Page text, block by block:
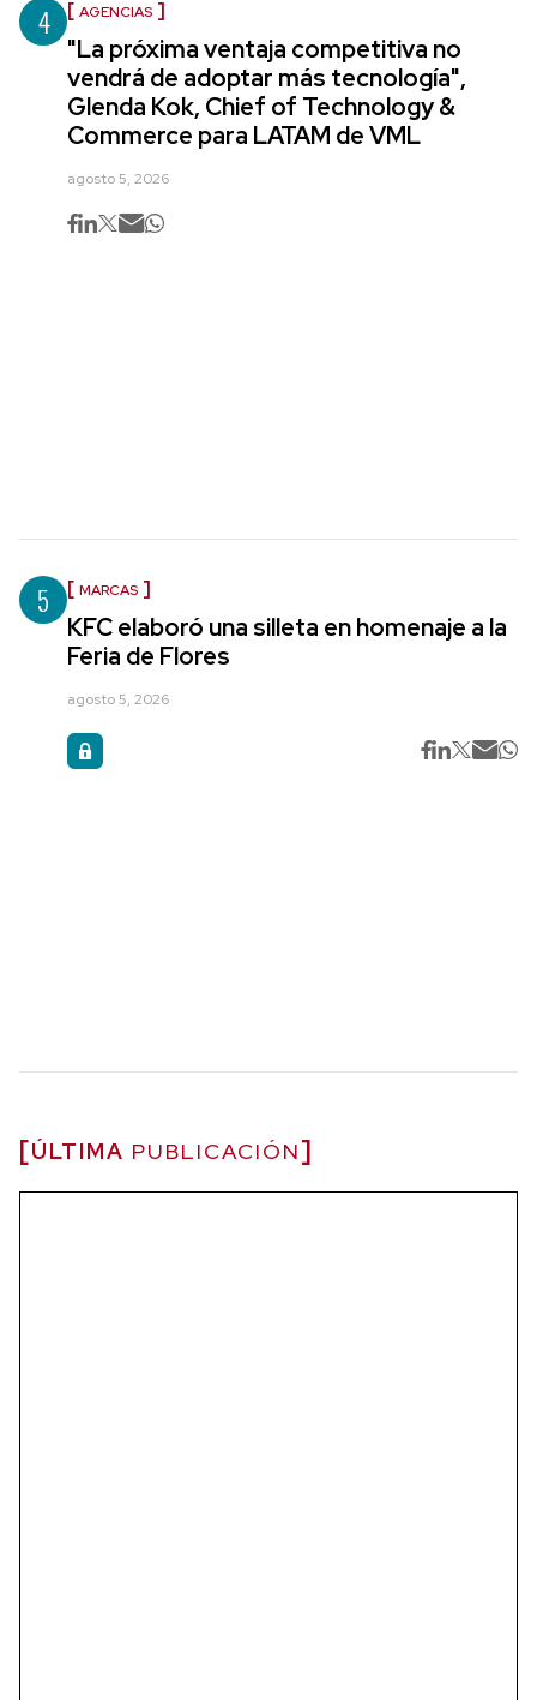
4 AGENCIAS
"La próxima ventaja competitiva no
vendrá de adoptar más tecnología",
Glenda Kok, Chief of Technology &
Commerce para LATAM de VML
agosto 5, 2026
5 MARCAS
KFC elaboró una silleta en homenaje a la
Feria de Flores
agosto 5, 2026
ÚLTIMA PUBLICACIÓN